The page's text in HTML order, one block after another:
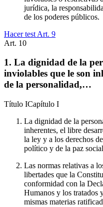
jurídica, la
de los poderes públicos.
Hacer test Art. 9
Art. 10
1. La dignidad de la
inviolables que le son
de la personalidad,…
Título ICapítulo I
La dignidad de la
inherentes, el libre
la ley y a los derechos
político y de la paz
Las normas relativas a
libertades que la
conformidad con la
Humanos y los tratados
mismas materias